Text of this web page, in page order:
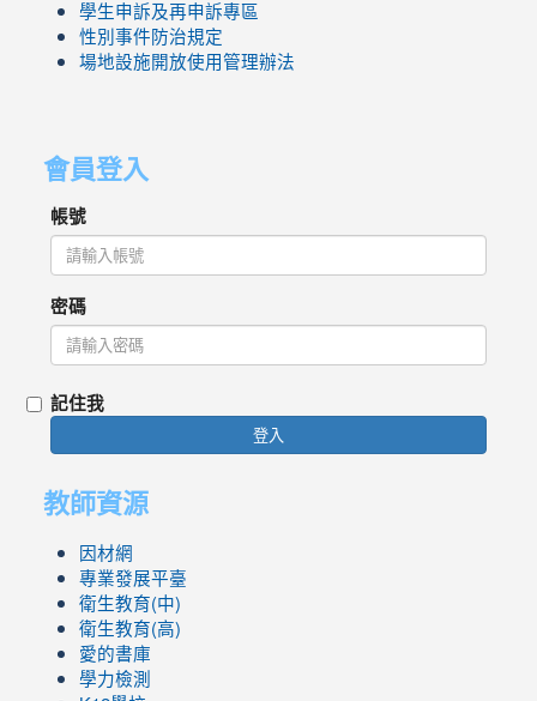
學生申訴及再申訴專區
性別事件防治規定
場地設施開放使用管理辦法
會員登入
帳號
密碼
記住我
登入
教師資源
因材網
專業發展平臺
衛生教育(中)
衛生教育(高)
愛的書庫
學力檢測